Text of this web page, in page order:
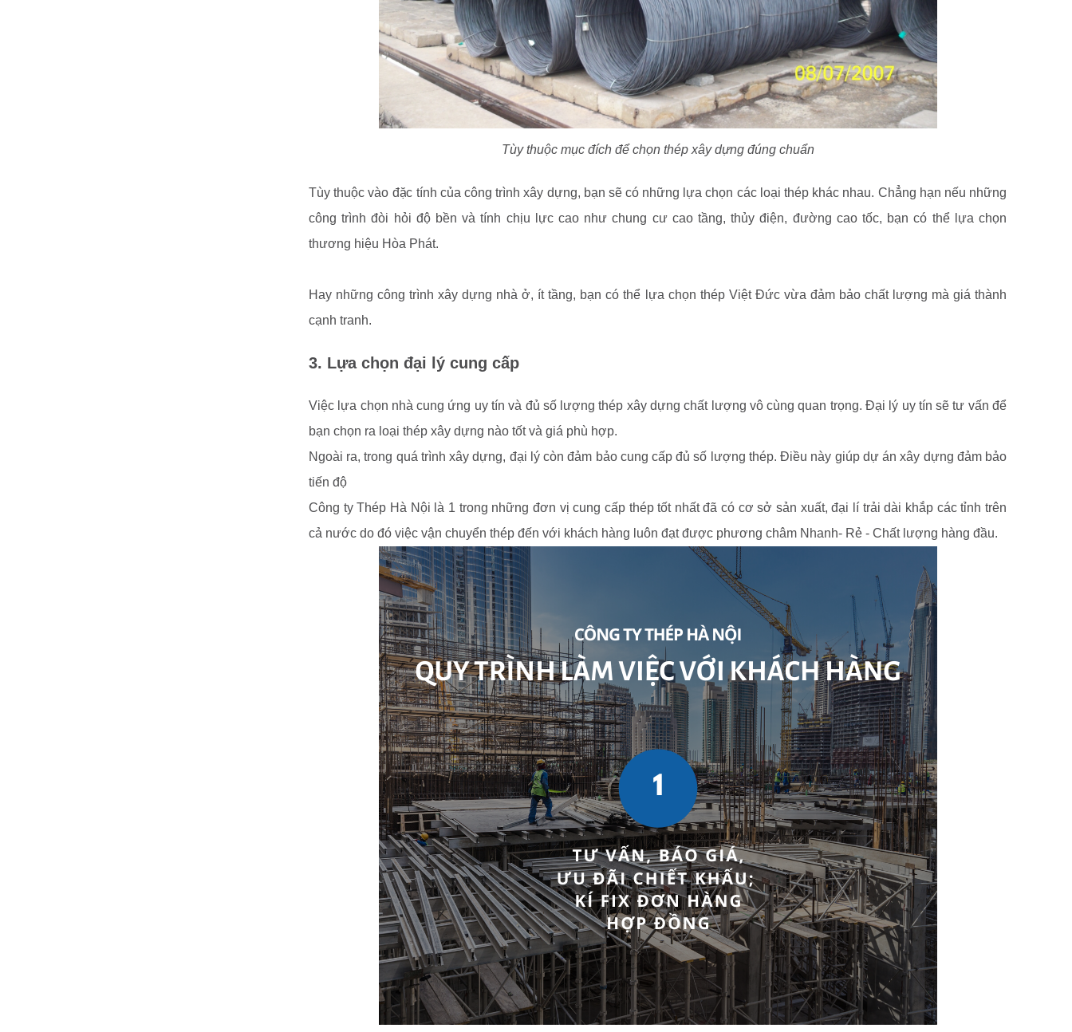
Tùy thuộc mục đích để chọn thép xây dựng đúng chuẩn
Tùy thuộc vào đặc tính của công trình xây dựng, bạn sẽ có những lựa chọn các loại thép khác nhau. Chẳng hạn nếu những
công trình đòi hỏi độ bền và tính chịu lực cao như chung cư cao tầng, thủy điện, đường cao tốc, bạn có thể lựa chọn
thương hiệu Hòa Phát.
Hay những công trình xây dựng nhà ở, ít tầng, bạn có thể lựa chọn thép Việt Đức vừa đảm bảo chất lượng mà giá thành
cạnh tranh.
3. Lựa chọn đại lý cung cấp
Việc lựa chọn nhà cung ứng uy tín và đủ số lượng thép xây dựng chất lượng vô cùng quan trọng. Đại lý uy tín sẽ tư vấn để
bạn chọn ra loại thép xây dựng nào tốt và giá phù hợp.
Ngoài ra, trong quá trình xây dựng, đại lý còn đảm bảo cung cấp đủ số lượng thép. Điều này giúp dự án xây dựng đảm bảo
tiến độ
Công ty Thép Hà Nội là 1 trong những đơn vị cung cấp thép tốt nhất đã có cơ sở sản xuất, đại lí trải dài khắp các tỉnh trên
cả nước do đó việc vận chuyển thép đến với khách hàng luôn đạt được phương châm Nhanh- Rẻ - Chất lượng hàng đầu.